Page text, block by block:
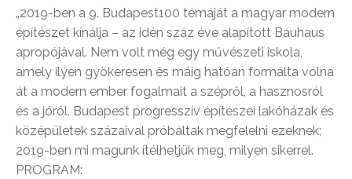
„2019-ben a 9. Budapest100 témáját a magyar modern
építészet kínálja – az idén száz éve alapított Bauhaus
apropójával. Nem volt még egy művészeti iskola,
amely ilyen gyökeresen és máig hatóan formálta volna
át a modern ember fogalmait a szépről, a hasznosról
és a jóról. Budapest progresszív építészei lakóházak és
középületek százaival próbáltak megfelelni ezeknek;
2019-ben mi magunk ítélhetjük meg, milyen sikerrel.
PROGRAM: